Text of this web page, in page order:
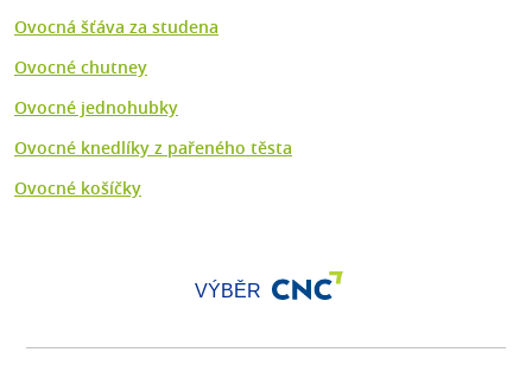
Ovocná šťáva za studena
Ovocné chutney
Ovocné jednohubky
Ovocné knedlíky z pařeného těsta
Ovocné košíčky
VÝBĚR